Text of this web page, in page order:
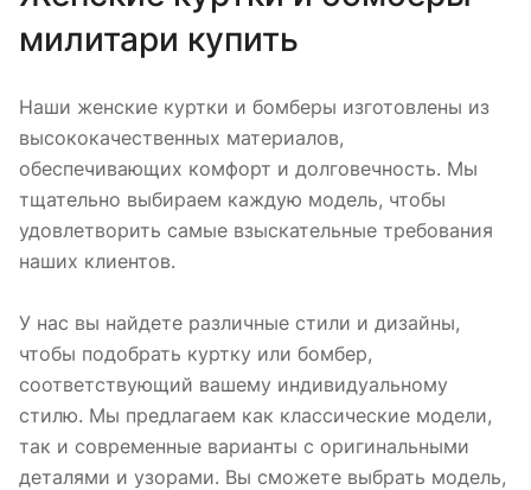
милитари купить
Наши женские куртки и бомберы изготовлены из
высококачественных материалов,
обеспечивающих комфорт и долговечность. Мы
тщательно выбираем каждую модель, чтобы
удовлетворить самые взыскательные требования
наших клиентов.
У нас вы найдете различные стили и дизайны,
чтобы подобрать куртку или бомбер,
соответствующий вашему индивидуальному
стилю. Мы предлагаем как классические модели,
так и современные варианты с оригинальными
деталями и узорами. Вы сможете выбрать модель,